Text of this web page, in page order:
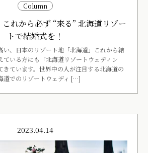
Column
れから必ず “来る” 北海道リゾー
トで結婚式を！
い、日本のリゾート地「北海道」これから結
ている方にも「北海道リゾートウェディン
きています。世界中の人が注目する北海道の
道でのリゾートウェディ […]
2023.04.14